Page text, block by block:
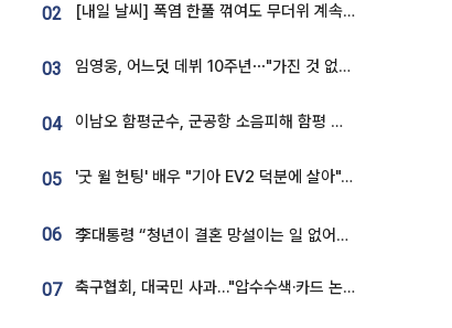
02 [내일 날씨] 폭염 한풀 꺾여도 무더위 계속⋯동해안 이틀 연속 비
03 임영웅, 어느덧 데뷔 10주년⋯"가진 것 없던 시절, 내 앞엔 20명의 팬뿐"
04 이남오 함평군수, 군공항 소음피해 함평 보상 요구
05 '굿 윌 헌팅' 배우 "기아 EV2 덕분에 살아"…교통사고 후 안전성 극찬
06 李대통령 “청년이 결혼 망설이는 일 없어야...제도상 불이익 조사”
07 축구협회, 대국민 사과…"압수수색·카드 논란 사죄, 강도 높은 쇄신"